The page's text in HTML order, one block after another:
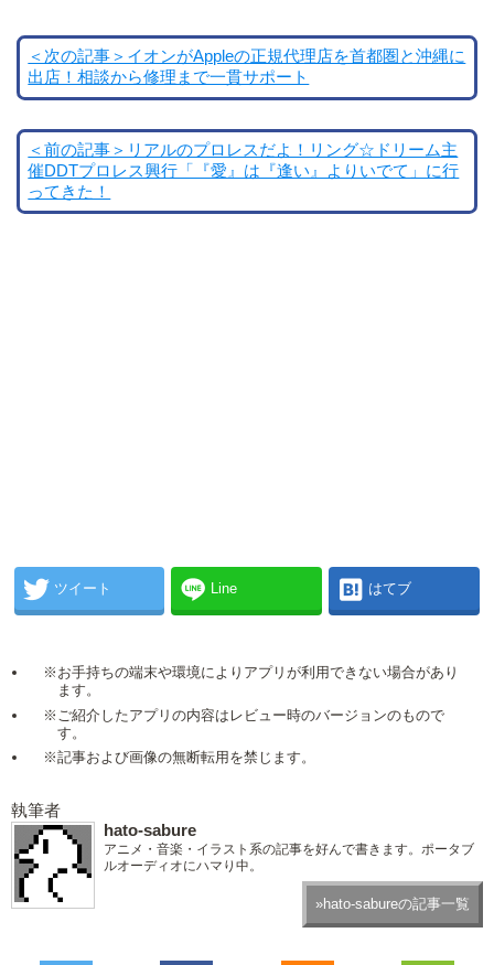
＜次の記事＞イオンがAppleの正規代理店を首都圏と沖縄に
出店！相談から修理まで一貫サポート
＜前の記事＞リアルのプロレスだよ！リング☆ドリーム主
催DDTプロレス興行「『愛』は『逢い』よりいでて」に行
ってきた！
ツイート Line はてブ
※お手持ちの端末や環境によりアプリが利用できない場合があり
ます。
※ご紹介したアプリの内容はレビュー時のバージョンのもので
す。
※記事および画像の無断転用を禁じます。
執筆者
hato-sabure
アニメ・音楽・イラスト系の記事を好んで書きます。ポータブ
ルオーディオにハマり中。
»hato-sabureの記事一覧